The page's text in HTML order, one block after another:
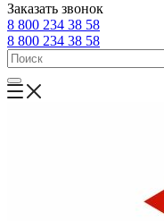
Заказать звонок
8 800 234 38 58
8 800 234 38 58